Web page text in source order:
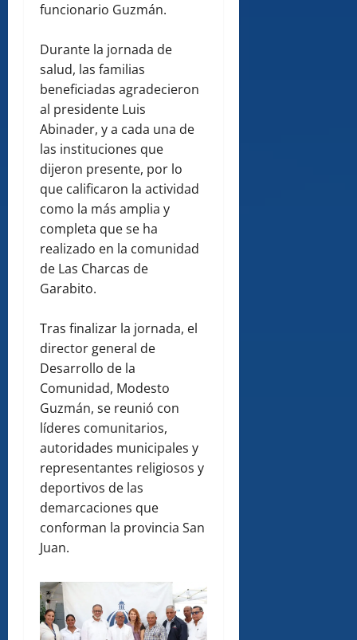
funcionario Guzmán.
Durante la jornada de
salud, las familias
beneficiadas agradecieron
al presidente Luis
Abinader, y a cada una de
las instituciones que
dijeron presente, por lo
que calificaron la actividad
como la más amplia y
completa que se ha
realizado en la comunidad
de Las Charcas de
Garabito.
Tras finalizar la jornada, el
director general de
Desarrollo de la
Comunidad, Modesto
Guzmán, se reunió con
líderes comunitarios,
autoridades municipales y
representantes religiosos y
deportivos de las
demarcaciones que
conforman la provincia San
Juan.